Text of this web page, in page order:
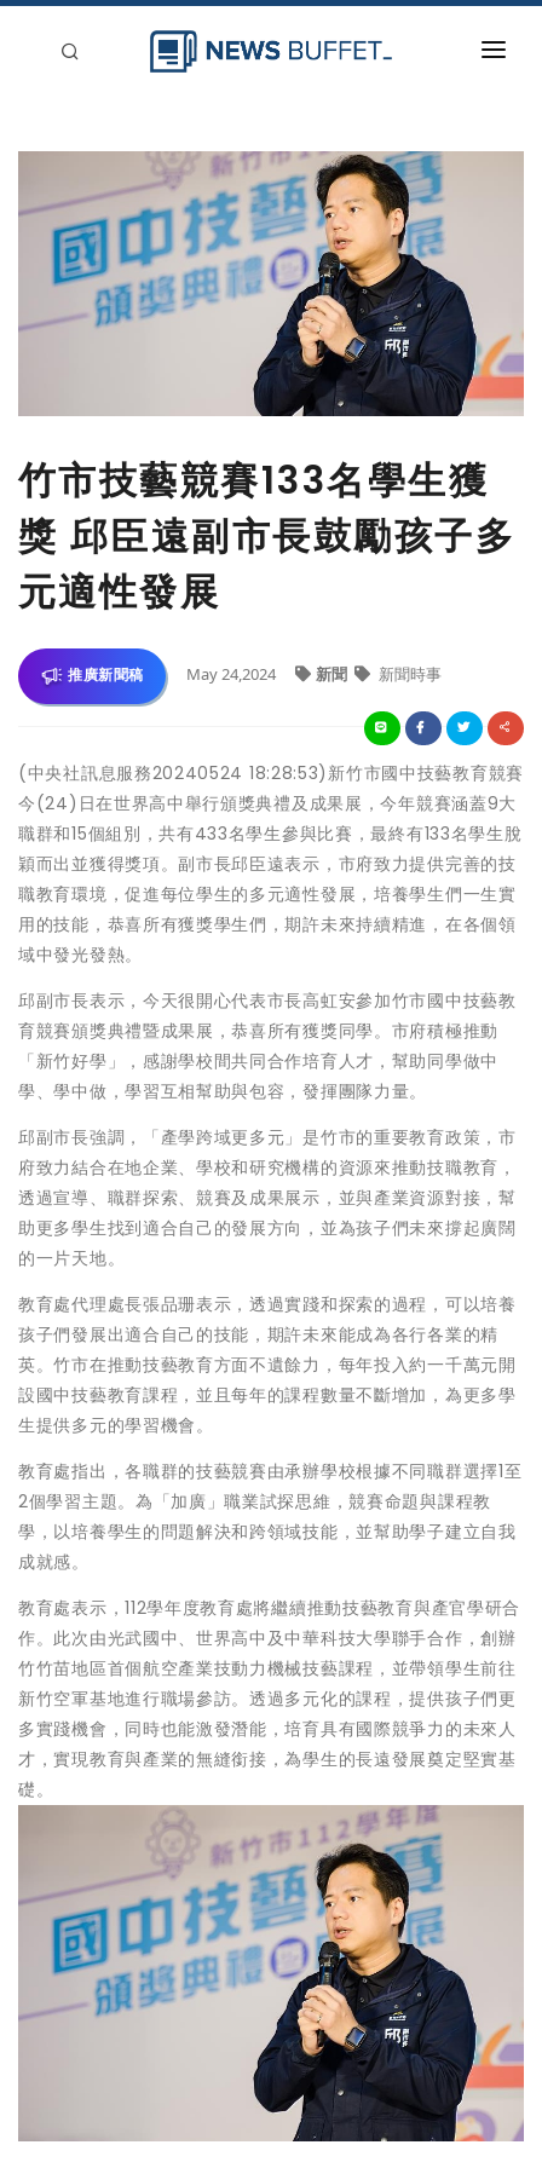
刊登
竹市技藝競賽133名學生獲
獎 邱臣遠副市長鼓勵孩子多
元適性發展
推廣新聞稿 May 24,2024 新聞 新聞時事
(中央社訊息服務20240524 18:28:53)新竹市國中技藝教育競賽
今(24)日在世界高中舉行頒獎典禮及成果展，今年競賽涵蓋9大
職群和15個組別，共有433名學生參與比賽，最終有133名學生脫
穎而出並獲得獎項。副市長邱臣遠表示，市府致力提供完善的技
職教育環境，促進每位學生的多元適性發展，培養學生們一生實
用的技能，恭喜所有獲獎學生們，期許未來持續精進，在各個領
域中發光發熱。
邱副市長表示，今天很開心代表市長高虹安參加竹市國中技藝教
育競賽頒獎典禮暨成果展，恭喜所有獲獎同學。市府積極推動
「新竹好學」，感謝學校間共同合作培育人才，幫助同學做中
學、學中做，學習互相幫助與包容，發揮團隊力量。
邱副市長強調，「產學跨域更多元」是竹市的重要教育政策，市
府致力結合在地企業、學校和研究機構的資源來推動技職教育，
透過宣導、職群探索、競賽及成果展示，並與產業資源對接，幫
助更多學生找到適合自己的發展方向，並為孩子們未來撐起廣闊
的一片天地。
教育處代理處長張品珊表示，透過實踐和探索的過程，可以培養
孩子們發展出適合自己的技能，期許未來能成為各行各業的精
英。竹市在推動技藝教育方面不遺餘力，每年投入約一千萬元開
設國中技藝教育課程，並且每年的課程數量不斷增加，為更多學
生提供多元的學習機會。
教育處指出，各職群的技藝競賽由承辦學校根據不同職群選擇1至
2個學習主題。為「加廣」職業試探思維，競賽命題與課程教
學，以培養學生的問題解決和跨領域技能，並幫助學子建立自我
成就感。
教育處表示，112學年度教育處將繼續推動技藝教育與產官學研合
作。此次由光武國中、世界高中及中華科技大學聯手合作，創辦
竹竹苗地區首個航空產業技動力機械技藝課程，並帶領學生前往
新竹空軍基地進行職場參訪。透過多元化的課程，提供孩子們更
多實踐機會，同時也能激發潛能，培育具有國際競爭力的未來人
才，實現教育與產業的無縫銜接，為學生的長遠發展奠定堅實基
礎。